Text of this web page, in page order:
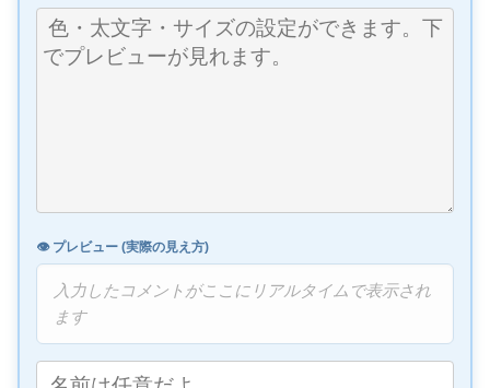
👁️ プレビュー (実際の見え方)
入力したコメントがここにリアルタイムで表示され
ます